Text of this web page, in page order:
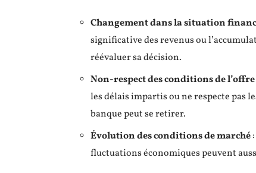
Changement dans la situation
significative des revenus ou
réévaluer sa décision.
Non-respect des conditions de l’offre
les délais impartis ou ne respecte pas
banque peut se retirer.
Évolution des conditions de marché
fluctuations économiques peuvent